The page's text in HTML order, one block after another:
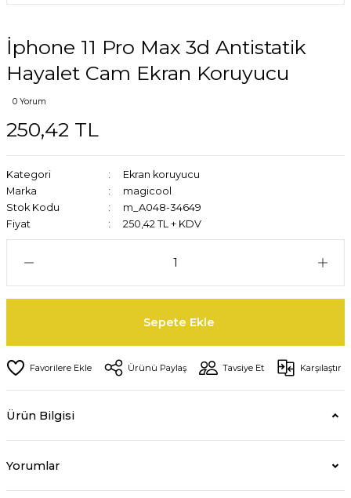
İphone 11 Pro Max 3d Antistatik
Hayalet Cam Ekran Koruyucu
0 Yorum
250,42 TL
Kategori
Ekran koruyucu
Marka
magicool
Stok Kodu
m_A048-34649
Fiyat
250,42 TL + KDV
Sepete Ekle
Ürünü Paylaş Tavsiye Et Karşılaştır
Ürün Bilgisi
Yorumlar